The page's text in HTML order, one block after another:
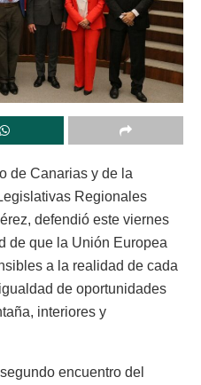
de Canarias y de la
Regionales
defendió este viernes
de que la Unión Europea
a la realidad de cada
de oportunidades
interiores y
encuentro del